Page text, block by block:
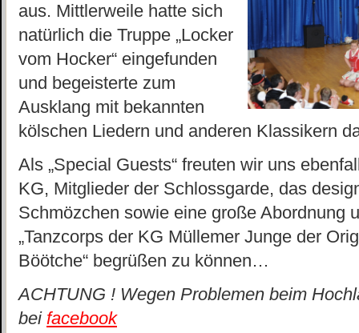
aus. Mittlerweile hatte sich
natürlich die Truppe „Locker
vom Hocker“ eingefunden
und begeisterte zum
Ausklang mit bekannten
kölschen Liedern und anderen Klassikern
Als „Special Guests“ freuten wir uns
KG, Mitglieder der Schlossgarde, das
Schmözchen sowie eine große Abordnung
„Tanzcorps der KG Müllemer Junge der
Böötche“ begrüßen zu können…
ACHTUNG ! Wegen Problemen beim
bei facebook